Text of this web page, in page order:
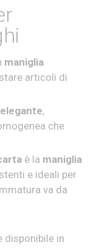
maniglia
articoli di
elegante,
che
è la maniglia
e ideali per
va da
disponibile in